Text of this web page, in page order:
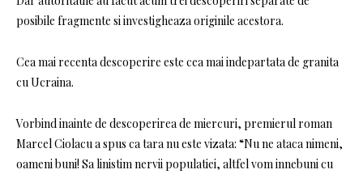
posibile fragmente si investigheaza originile acestora.
Cea mai recenta descoperire este cea mai indepartata de granita
cu Ucraina.
Vorbind inainte de descoperirea de miercuri, premierul roman
Marcel Ciolacu a spus ca tara nu este vizata: “Nu ne ataca nimeni,
oameni buni! Sa linistim nervii populatiei, altfel vom innebuni cu